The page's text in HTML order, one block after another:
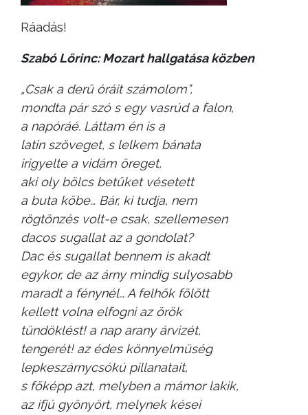
Ráadás!
Szabó Lőrinc: Mozart hallgatása közben
„Csak a derű óráit számolom”,
mondta pár szó s egy vasrúd a falon,
a napóráé. Láttam én is a
latin szöveget, s lelkem bánata
irigyelte a vidám öreget,
aki oly bölcs betűket vésetett
a buta kőbe… Bár, ki tudja, nem
rögtönzés volt-e csak, szellemesen
dacos sugallat az a gondolat?
Dac és sugallat bennem is akadt
egykor, de az árny mindig sulyosabb
maradt a fénynél… A felhők fölött
kellett volna elfogni az örök
tündöklést! a nap arany árvizét,
tengerét! az édes könnyelmüség
lepkeszárnycsókú pillanatait,
s főképp azt, melyben a mámor lakik,
az ifjú gyönyört, melynek kései